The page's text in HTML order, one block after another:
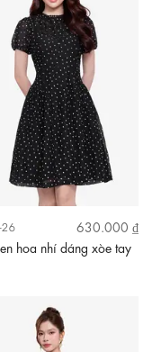
26
630.000 ₫
hoa nhí dáng xòe tay